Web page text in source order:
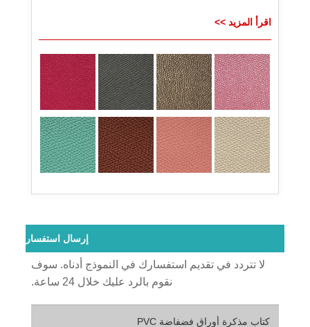
اقرأ المزيد >>
إرسال استفسار
لا تتردد في تقديم استفسارك في النموذج أدناه. سوف
نقوم بالرد عليك خلال 24 ساعة.